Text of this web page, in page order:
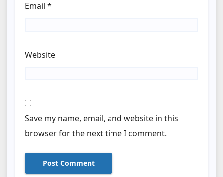
Email *
Website
Save my name, email, and website in this
browser for the next time I comment.